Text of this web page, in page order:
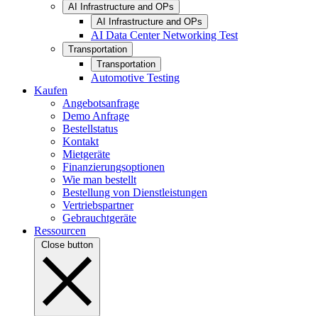
AI Infrastructure and OPs
AI Infrastructure and OPs
AI Data Center Networking Test
Transportation
Transportation
Automotive Testing
Kaufen
Angebotsanfrage
Demo Anfrage
Bestellstatus
Kontakt
Mietgeräte
Finanzierungsoptionen
Wie man bestellt
Bestellung von Dienstleistungen
Vertriebspartner
Gebrauchtgeräte
Ressourcen
Close button